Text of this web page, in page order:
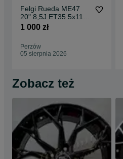
Felgi Rueda ME47
20" 8,5J ET35 5x112
CBKF1 / 2 sztuki
1 000 zł
Perzów
05 sierpnia 2026
Zobacz też